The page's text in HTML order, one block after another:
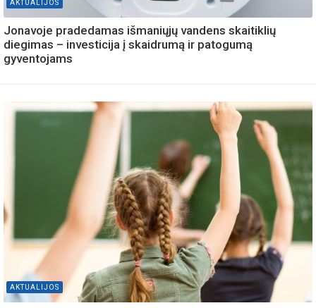
AKTUALIJOS
Jonavoje pradedamas išmaniųjų vandens skaitiklių
diegimas – investicija į skaidrumą ir patogumą
gyventojams
AKTUALIJOS